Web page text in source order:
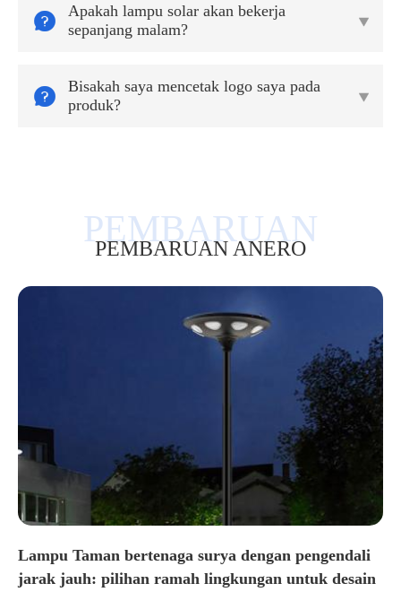

Apakah lampu solar akan bekerja
sepanjang malam?


Bisakah saya mencetak logo saya pada
produk?

PEMBARUAN ANERO
Lampu Taman bertenaga surya dengan pengendali
jarak jauh: pilihan ramah lingkungan untuk desain